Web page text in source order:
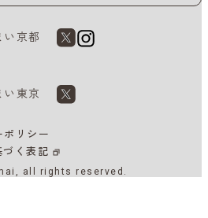
い京都
い東京
ポリシー
く表記
all rights reserved.